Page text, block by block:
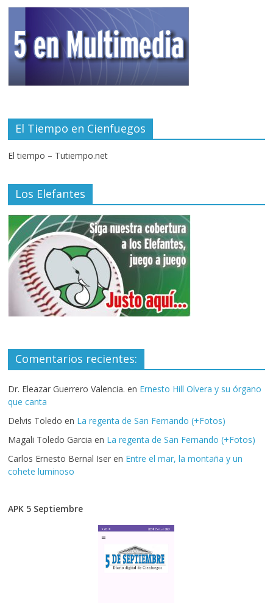
El Tiempo en Cienfuegos
El tiempo – Tutiempo.net
Los Elefantes
Comentarios recientes:
Dr. Eleazar Guerrero Valencia. en Ernesto Hill Olvera y su órgano
que canta
Delvis Toledo en La regenta de San Fernando (+Fotos)
Magali Toledo Garcia en La regenta de San Fernando (+Fotos)
Carlos Ernesto Bernal Iser en Entre el mar, la montaña y un
cohete luminoso
APK 5 Septiembre